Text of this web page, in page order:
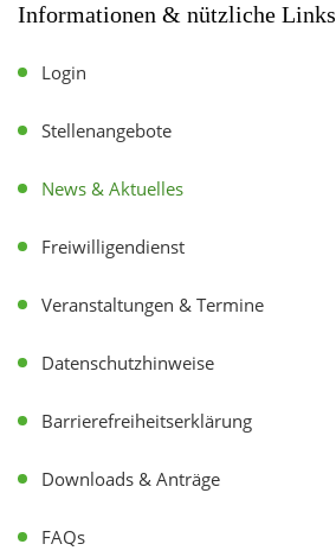
Informationen & nützliche Links
Login
Stellenangebote
News & Aktuelles
Freiwilligendienst
Veranstaltungen & Termine
Datenschutzhinweise
Barrierefreiheitserklärung
Downloads & Anträge
FAQs